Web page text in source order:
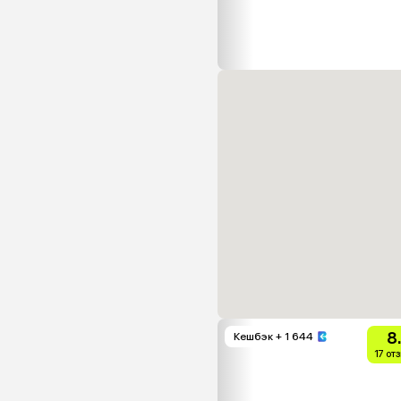
Кешбэк + 1 644
17